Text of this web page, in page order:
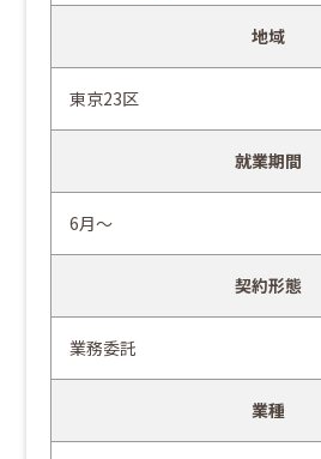
地域
東京23区
就業期間
6月～
契約形態
業務委託
業種